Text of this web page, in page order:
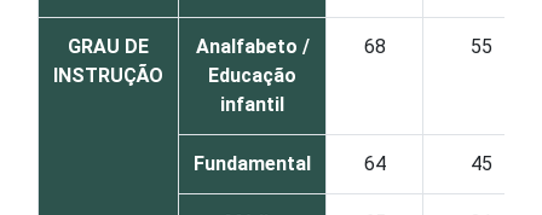
GRAU DE
INSTRUÇÃO
Analfabeto /
Educação
infantil
68 55
Fundamental 64 45